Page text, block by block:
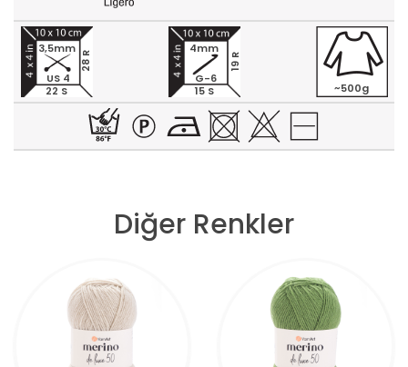
22 S
28 R
3,5mm
US 4
15 S
19 R
4mm
G-6
~500g
Diğer Renkler